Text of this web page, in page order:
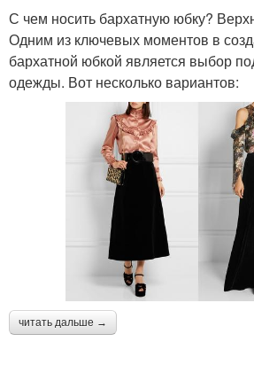
С чем носить бархатную юбку?
Одним из ключевых моментов в
бархатной юбкой является выбор
одежды. Вот несколько вариантов:
читать дальше →